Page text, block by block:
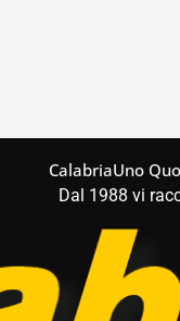
CalabriaUno
Dal 1988 vi